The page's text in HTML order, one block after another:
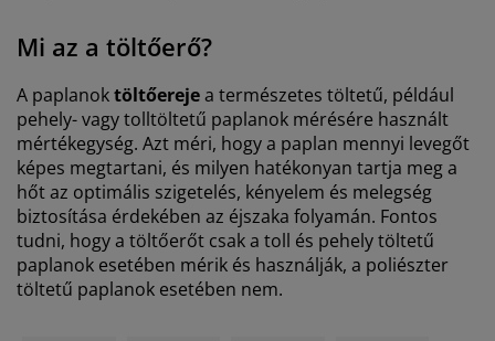
Mi az a töltőerő?
A paplanoktöltőerejea természetes töltetű, például
pehely- vagy tolltöltetű paplanok mérésére használt
mértékegység. Azt méri, hogy a paplan mennyi levegőt
képes megtartani, és milyen hatékonyan tartja meg a
hőt az optimális szigetelés, kényelem és melegség
biztosítása érdekében az éjszaka folyamán. Fontos
tudni, hogy a töltőerőt csak a toll és pehely töltetű
paplanok esetében mérik és használják, a poliészter
töltetű paplanok esetében nem.